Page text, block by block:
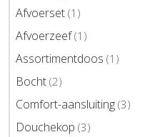
Afvoerset (1)
Afvoerzeef(1)
Assortimentdoos (1)
Bocht (2)
Comfort-aansluiting (3)
Douchekop (3)